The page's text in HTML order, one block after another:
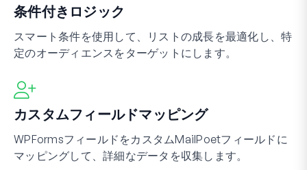
条件付きロジック
スマート条件を使用して、リストの成長を最適化し、特
定のオーディエンスをターゲットにします。
カスタムフィールドマッピング
WPFormsフィールドをカスタムMailPoetフィールドに
マッピングして、詳細なデータを収集します。